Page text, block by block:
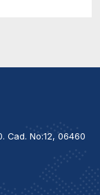
Cad. No:12, 06460